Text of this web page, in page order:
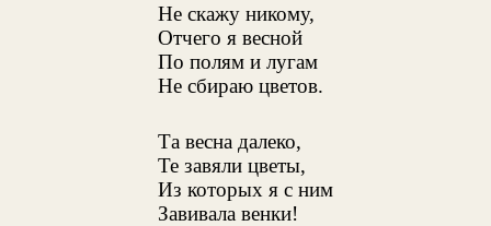
Не скажу никому,
Отчего я весной
По полям и лугам
Не сбираю цветов.
Та весна далеко,
Те завяли цветы,
Из которых я с ним
Завивала венки!